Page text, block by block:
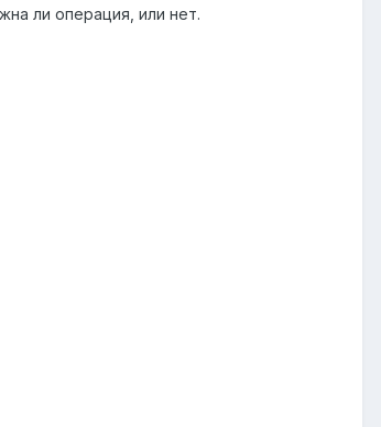
ли операция, или нет.